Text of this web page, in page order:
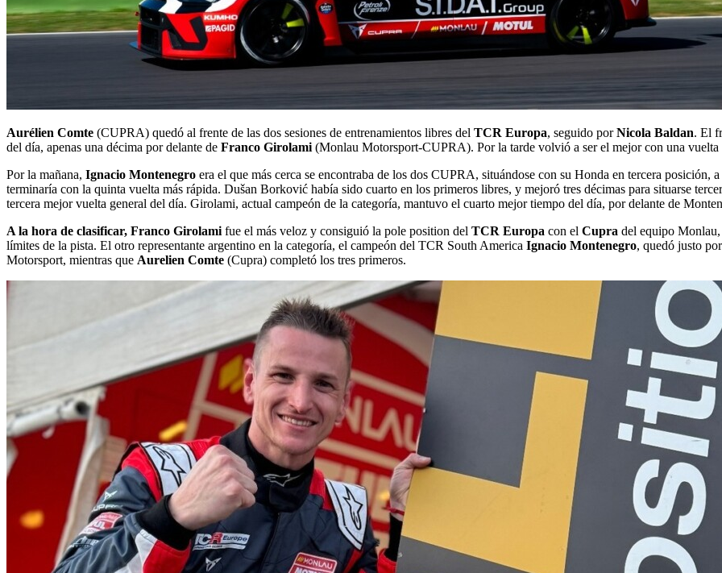
Aurélien Comte (CUPRA) quedó al frente de las dos sesiones de entrenamientos libres del TCR Europa, seguido porNicola Baldan. El
del día, apenas una décima por delante de Franco Girolami (Monlau Motorsport-CUPRA). Por la tarde volvió a ser el mejor con una vuelta
Por la mañana, Ignacio Montenegro era el que más cerca se encontraba de los dos CUPRA, situándose con su Honda en tercera
terminaría con la quinta vuelta más rápida. Dušan Borković había sido cuarto en los primeros libres, y mejoró tres décimas para situarse
tercera mejor vuelta general del día. Girolami, actual campeón de la categoría, mantuvo el cuarto mejor tiempo del día, por delante de
A la hora de clasificar, Franco Girolami fue el más veloz y consiguió la pole position del TCR Europa con el Cupra del equipo Monlau,
límites de la pista. El otro representante argentino en la categoría, el campeón del TCR South America Ignacio Montenegro, quedó justo
Motorsport, mientras que Aurelien Comte (Cupra) completó los tres primeros.